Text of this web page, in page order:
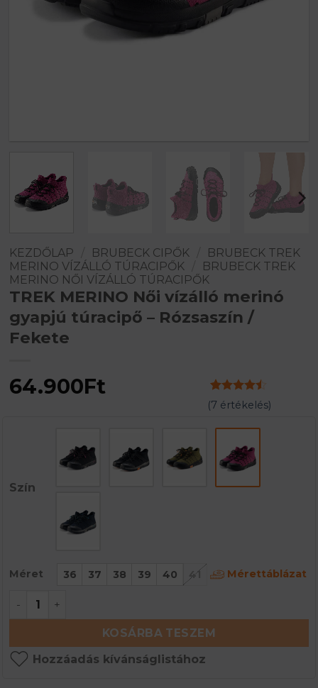
KEZDŐLAP BRUBECK CIPŐK
BRUBECK TREK
MERINO VÍZÁLLÓ TÚRACIPŐK
BRUBECK TREK
MERINO NŐI VÍZÁLLÓ TÚRACIPŐK
TREK MERINO Női vízálló merinó
gyapjú túracipő – Rózsaszín /
Fekete
64.900Ft
Értékelés
7
alapján
(7 értékelés)
Szín
Méret 36 37 38 39 40 41 Mérettáblázat
TREK MERINO Női vízálló merinó gyapjú túracipő
KOSÁRBA TESZEM
Hozzáadás kívánságlistához